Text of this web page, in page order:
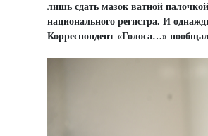
лишь сдать мазок ватной
национального регистра. И
Корреспондент «Голоса…»